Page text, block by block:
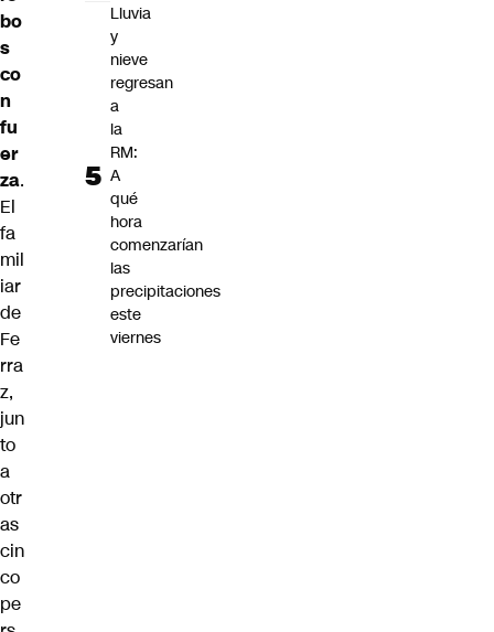
bo
s
co
n
fu
er
za.
El
fa
mil
iar
de
Fe
rra
z,
jun
to
a
otr
as
cin
co
pe
Lluvia
y
nieve
regresan
a
la
RM:
A
qué
hora
comenzarían
las
precipitaciones
este
viernes